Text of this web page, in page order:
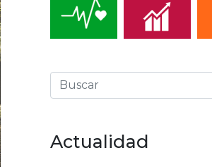
Actualidad